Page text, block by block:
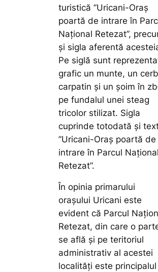
turistică ”Uricani-Oraș
poartă de intrare în
Național Retezat”,
și sigla aferentă
Pe siglă sunt
grafic un munte, un cerb
carpatin și un șoim în
pe fundalul unei steag
tricolor stilizat. Sigla
cuprinde totodată și
”Uricani-Oraș poartă de
intrare în Parcul Național
Retezat”.
În opinia primarului
orașului Uricani este
evident că Parcul
Retezat, din care o
se află și pe teritoriul
administrativ al acestei
localități este principalul